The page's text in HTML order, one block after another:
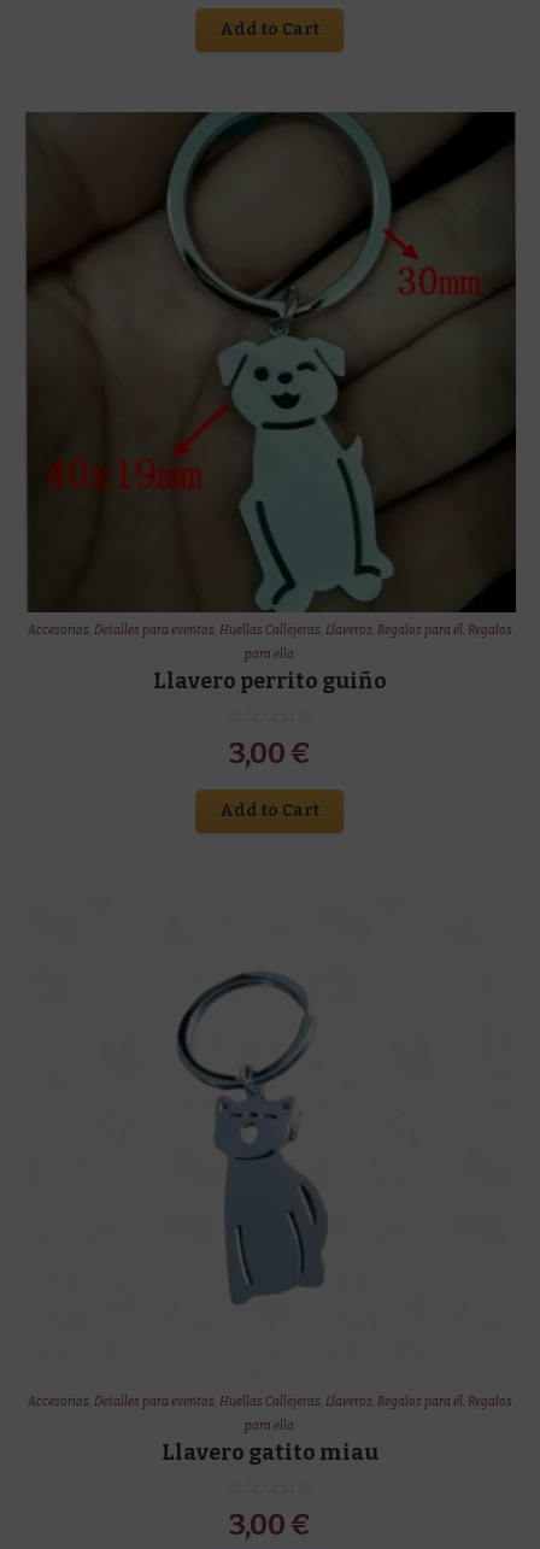
Add to Cart
Accesorios, Detalles para eventos, Huellas Callejeras, Llaveros, Regalos para él, Regalos
para ella
Llavero perrito guiño
3,00 €
Add to Cart
Accesorios, Detalles para eventos, Huellas Callejeras, Llaveros, Regalos para él, Regalos
para ella
Llavero gatito miau
3,00 €